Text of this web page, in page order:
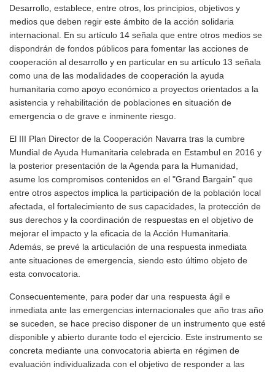
Desarrollo, establece, entre otros, los principios, objetivos y
medios que deben regir este ámbito de la acción solidaria
internacional. En su artículo 14 señala que entre otros medios se
dispondrán de fondos públicos para fomentar las acciones de
cooperación al desarrollo y en particular en su artículo 13 señala
como una de las modalidades de cooperación la ayuda
humanitaria como apoyo económico a proyectos orientados a la
asistencia y rehabilitación de poblaciones en situación de
emergencia o de grave e inminente riesgo.
El III Plan Director de la Cooperación Navarra tras la cumbre
Mundial de Ayuda Humanitaria celebrada en Estambul en 2016 y
la posterior presentación de la Agenda para la Humanidad,
asume los compromisos contenidos en el "Grand Bargain" que
entre otros aspectos implica la participación de la población local
afectada, el fortalecimiento de sus capacidades, la protección de
sus derechos y la coordinación de respuestas en el objetivo de
mejorar el impacto y la eficacia de la Acción Humanitaria.
Además, se prevé la articulación de una respuesta inmediata
ante situaciones de emergencia, siendo esto último objeto de
esta convocatoria.
Consecuentemente, para poder dar una respuesta ágil e
inmediata ante las emergencias internacionales que año tras año
se suceden, se hace preciso disponer de un instrumento que esté
disponible y abierto durante todo el ejercicio. Este instrumento se
concreta mediante una convocatoria abierta en régimen de
evaluación individualizada con el objetivo de responder a las